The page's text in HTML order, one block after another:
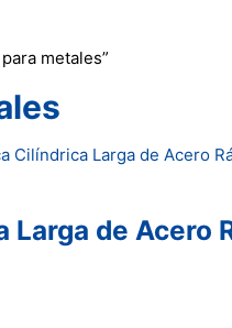
metales”
Larga de Acero